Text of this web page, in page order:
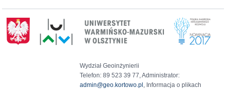
Wydział Geoinżynierii
Telefon: 89 523 39 77, Administrator:
admin@geo.kortowo.pl, Informacja o plikach